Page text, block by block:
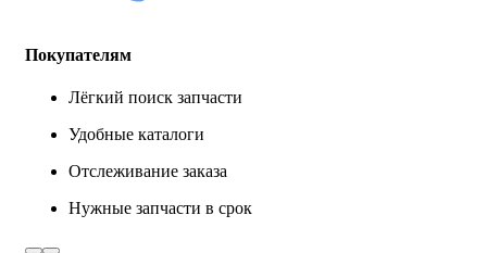
Покупателям
Лёгкий поиск запчасти
Удобные каталоги
Отслеживание заказа
Нужные запчасти в срок